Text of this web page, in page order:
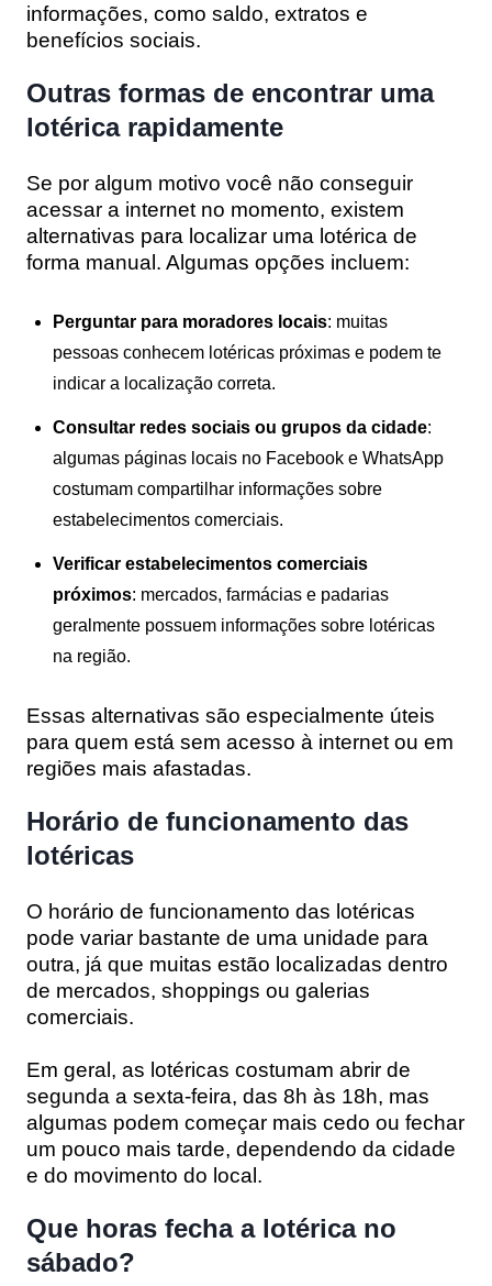
informações, como saldo, extratos e
benefícios sociais.
Outras formas de encontrar uma
lotérica rapidamente
Se por algum motivo você não conseguir
acessar a internet no momento, existem
alternativas para localizar uma lotérica de
forma manual. Algumas opções incluem:
Perguntar para moradores locais: muitas
pessoas conhecem lotéricas próximas e podem te
indicar a localização correta.
Consultar redes sociais ou grupos da cidade:
algumas páginas locais no Facebook e WhatsApp
costumam compartilhar informações sobre
estabelecimentos comerciais.
Verificar estabelecimentos comerciais
próximos: mercados, farmácias e padarias
geralmente possuem informações sobre lotéricas
na região.
Essas alternativas são especialmente úteis
para quem está sem acesso à internet ou em
regiões mais afastadas.
Horário de funcionamento das
lotéricas
O horário de funcionamento das lotéricas
pode variar bastante de uma unidade para
outra, já que muitas estão localizadas dentro
de mercados, shoppings ou galerias
comerciais.
Em geral, as lotéricas costumam abrir de
segunda a sexta-feira, das 8h às 18h, mas
algumas podem começar mais cedo ou fechar
um pouco mais tarde, dependendo da cidade
e do movimento do local.
Que horas fecha a lotérica no
sábado?